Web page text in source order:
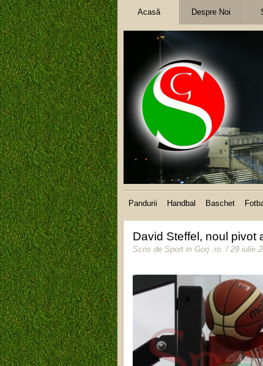
Acasă Despre Noi
Pandurii Handbal Baschet
David Steffel, noul pivot
Scris de Sport in Gorj .ro. / 29 iulie